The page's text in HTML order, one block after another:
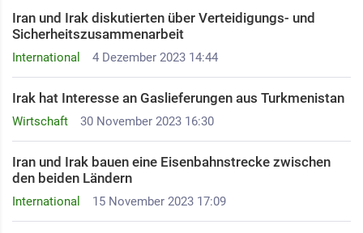
International 4 Dezember 2023 14:44
Iran und Irak diskutierten über Verteidigungs- und
Sicherheitszusammenarbeit
Wirtschaft 30 November 2023 16:30
Irak hat Interesse an Gaslieferungen aus Turkmenistan
International 15 November 2023 17:09
Iran und Irak bauen eine Eisenbahnstrecke zwischen
den beiden Ländern